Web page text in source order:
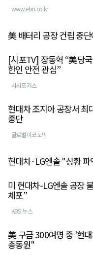
www.ebn.co.kr
美 배터리 공장 건립 중
[시포TV] 장동혁 “美당
한인 안전 관심”
시사포커스
현대차 조지아 공장서
중단
글로벌이코노믹
현대차·LG엔솔 "상황 파
미 현대차-LG엔솔 공장
체포”
KBS 뉴스
美 구금 300여명 중 '현
총동원"